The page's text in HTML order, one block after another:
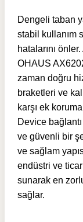
Dengeli taban
stabil kullanım
hatalarını
OHAUS
zaman doğru
braketleri ve
karşı ek
Device
ve güvenli bir
ve sağlam
endüstri ve
sunarak en
sağlar.